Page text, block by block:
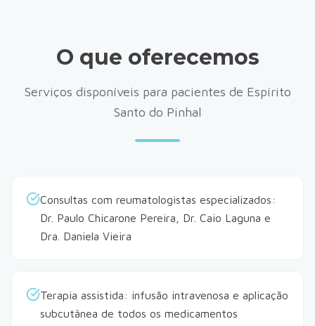
O que oferecemos
Serviços disponíveis para pacientes de Espírito
Santo do Pinhal
Consultas com reumatologistas especializados:
Dr. Paulo Chicarone Pereira, Dr. Caio Laguna e
Dra. Daniela Vieira
Terapia assistida: infusão intravenosa e aplicação
subcutânea de todos os medicamentos